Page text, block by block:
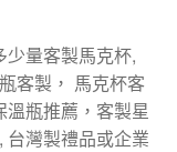
量客製馬克杯,
客製， 馬克杯客
瓶推薦，客製星
台灣製禮品或企業